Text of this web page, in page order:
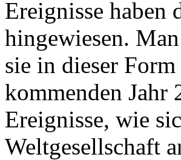
Ereignisse haben
hingewiesen.
sie in dieser
kommenden
Ereignisse, wie
Weltgesellschaft